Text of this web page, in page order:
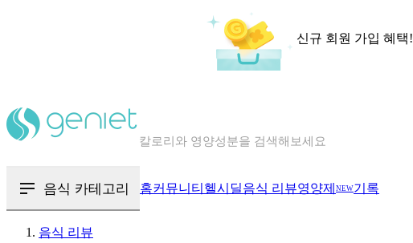
신규 회원 가입 혜택!
칼로리와 영양성분을 검색해보세요
음식 · 영양제 리뷰를 찾아보세요
음식 카테고리 홈커뮤니티 헬시딜음식 리뷰영양제 NEW기록
음식 리뷰